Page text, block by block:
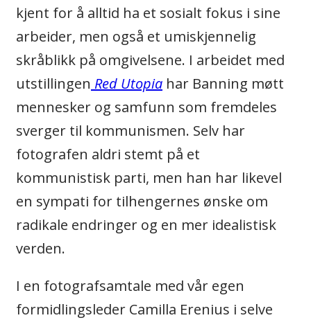
kjent for å alltid ha et sosialt fokus i sine
arbeider, men også et umiskjennelig
skråblikk på omgivelsene. I arbeidet med
utstillingen Red Utopia har Banning møtt
mennesker og samfunn som fremdeles
sverger til kommunismen. Selv har
fotografen aldri stemt på et
kommunistisk parti, men han har likevel
en sympati for tilhengernes ønske om
radikale endringer og en mer idealistisk
verden.
I en fotografsamtale med vår egen
formidlingsleder Camilla Erenius i selve